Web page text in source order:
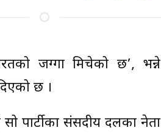
जग्गा मिचेको छ’, भन्ने
छ ।
पार्टीका संसदीय दलका नेता